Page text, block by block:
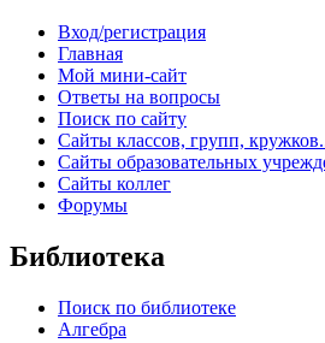
Вход/регистрация
Главная
Мой мини-сайт
Ответы на вопросы
Поиск по сайту
Сайты классов, групп,
Сайты образовательных
Сайты коллег
Форумы
Библиотека
Поиск по библиотеке
Алгебра